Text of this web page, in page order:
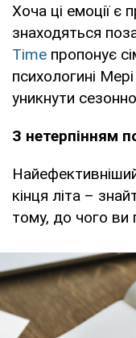
Хоча ці емоції є
знаходяться
Time пропонує
психологині
уникнути
З нетерпінням
кінця літа –
тому, до чого ви